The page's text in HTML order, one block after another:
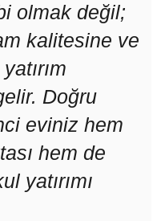
olmak değil;
kalitesine ve
Doğru
eviniz hem
hem de
yatırımı